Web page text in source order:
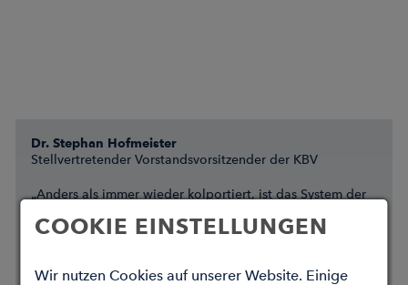
Dr. Stephan Hofmeister
Stellvertretender Vorstandsvorsitzender der KBV
„Anders als immer wieder kolportiert, ist das System der
Versorgung auch in der digitalen Welt immer wieder
COOKIE EINSTELLUNGEN
Wir nutzen Cookies auf unserer Website. Einige